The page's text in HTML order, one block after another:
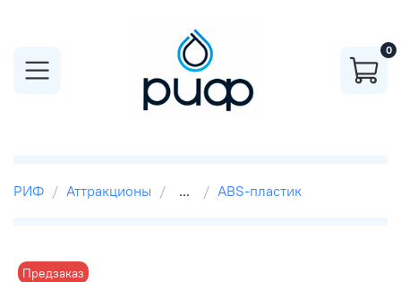
0
РИФ Аттракционы ... ABS-пластик
Предзаказ